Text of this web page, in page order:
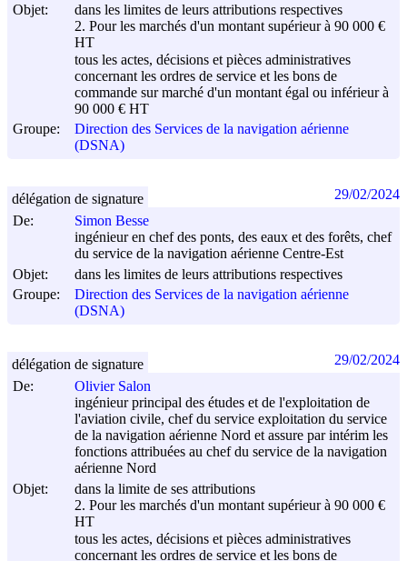
Objet:
dans les limites de leurs attributions respectives
2. Pour les marchés d'un montant supérieur à 90 000 €
HT
tous les actes, décisions et pièces administratives
concernant les ordres de service et les bons de
commande sur marché d'un montant égal ou inférieur à
90 000 € HT
Groupe:
Direction des Services de la navigation aérienne
(DSNA)
De:
Simon Besse
ingénieur en chef des ponts, des eaux et des forêts, chef
du service de la navigation aérienne Centre-Est
Objet:
dans les limites de leurs attributions respectives
Groupe:
Direction des Services de la navigation aérienne
(DSNA)
délégation de signature 29/02/2024
De:
Olivier Salon
ingénieur principal des études et de l'exploitation de
l'aviation civile, chef du service exploitation du service
de la navigation aérienne Nord et assure par intérim les
fonctions attribuées au chef du service de la navigation
aérienne Nord
Objet:
dans la limite de ses attributions
2. Pour les marchés d'un montant supérieur à 90 000 €
HT
tous les actes, décisions et pièces administratives
concernant les ordres de service et les bons de
délégation de signature 29/02/2024